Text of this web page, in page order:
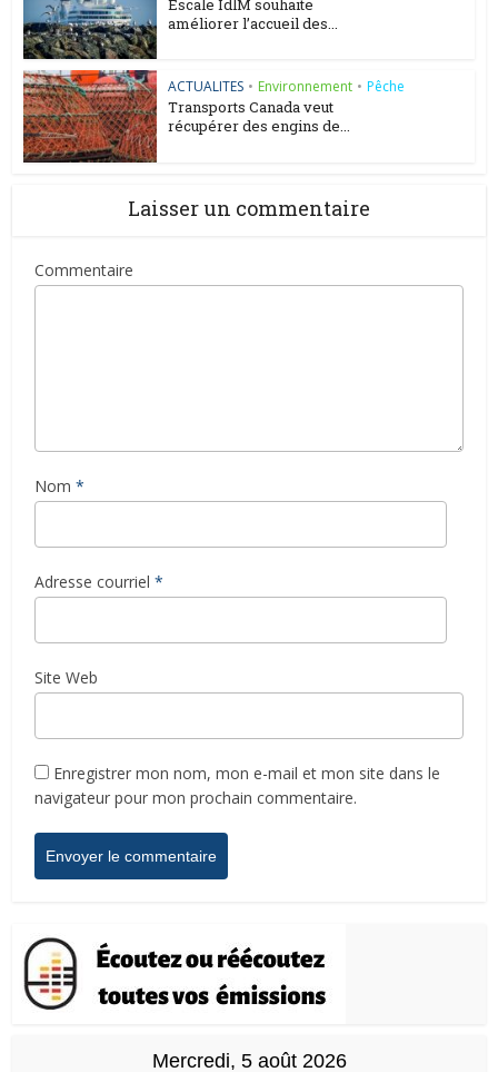
améliorer l’accueil des...
ACTUALITES • Environnement • Pêche
Transports Canada veut
récupérer des engins de...
Laisser un commentaire
Commentaire
Nom *
Adresse courriel *
Site Web
Enregistrer mon nom, mon e-mail et mon site dans le
navigateur pour mon prochain commentaire.
Mercredi, 5 août 2026